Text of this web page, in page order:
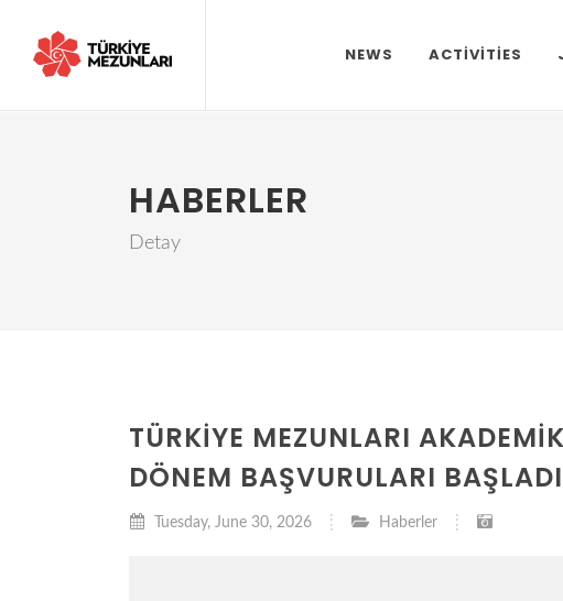
NEWS ACTIVITIES
HABERLER
Detay
TÜRKIYE MEZUNLARI
DÖNEM BAŞVURULARI BAŞLADI
Tuesday, June 30, 2026 Haberler